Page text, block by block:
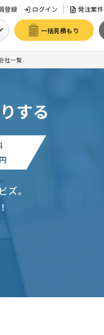
登録 ログイン 発注案件
一括見積もり
社一覧
する
。